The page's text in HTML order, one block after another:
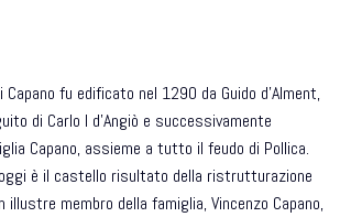
Capano fu edificato nel 1290 da Guido d'Alment,
di Carlo I d'Angiò e successivamente
Capano, assieme a tutto il feudo di Pollica.
oggi è il castello risultato della ristrutturazione
illustre membro della famiglia, Vincenzo Capano,